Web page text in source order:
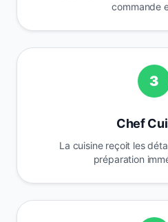
commande
3
Chef
La cuisine reçoit les
préparation